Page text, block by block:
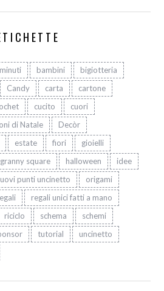
bambini
bigiotteria
Candy carta
cartone
cucito
cuori
di Natale
Decòr
estate fiori
gioielli
granny square halloween
idee
punti uncinetto
origami
regali unici fatti a mano
riciclo schema
schemi
tutorial
uncinetto